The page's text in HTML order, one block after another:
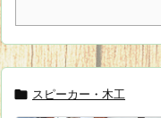
 スピーカー・木工